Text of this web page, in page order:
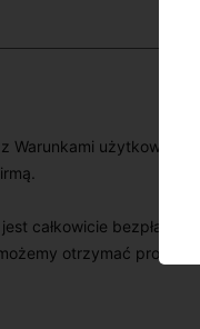
Warunkami użytkowania
całkowicie
otrzymać prowizję.